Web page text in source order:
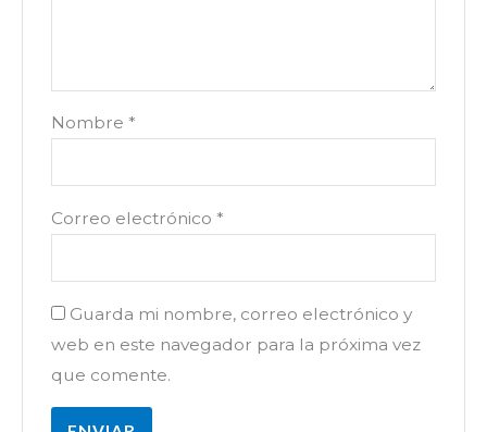
Nombre *
Correo electrónico *
Guarda mi nombre, correo electrónico y
web en este navegador para la próxima vez
que comente.